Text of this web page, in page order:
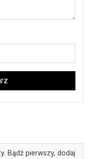
Bądź pierwszy, dodaj